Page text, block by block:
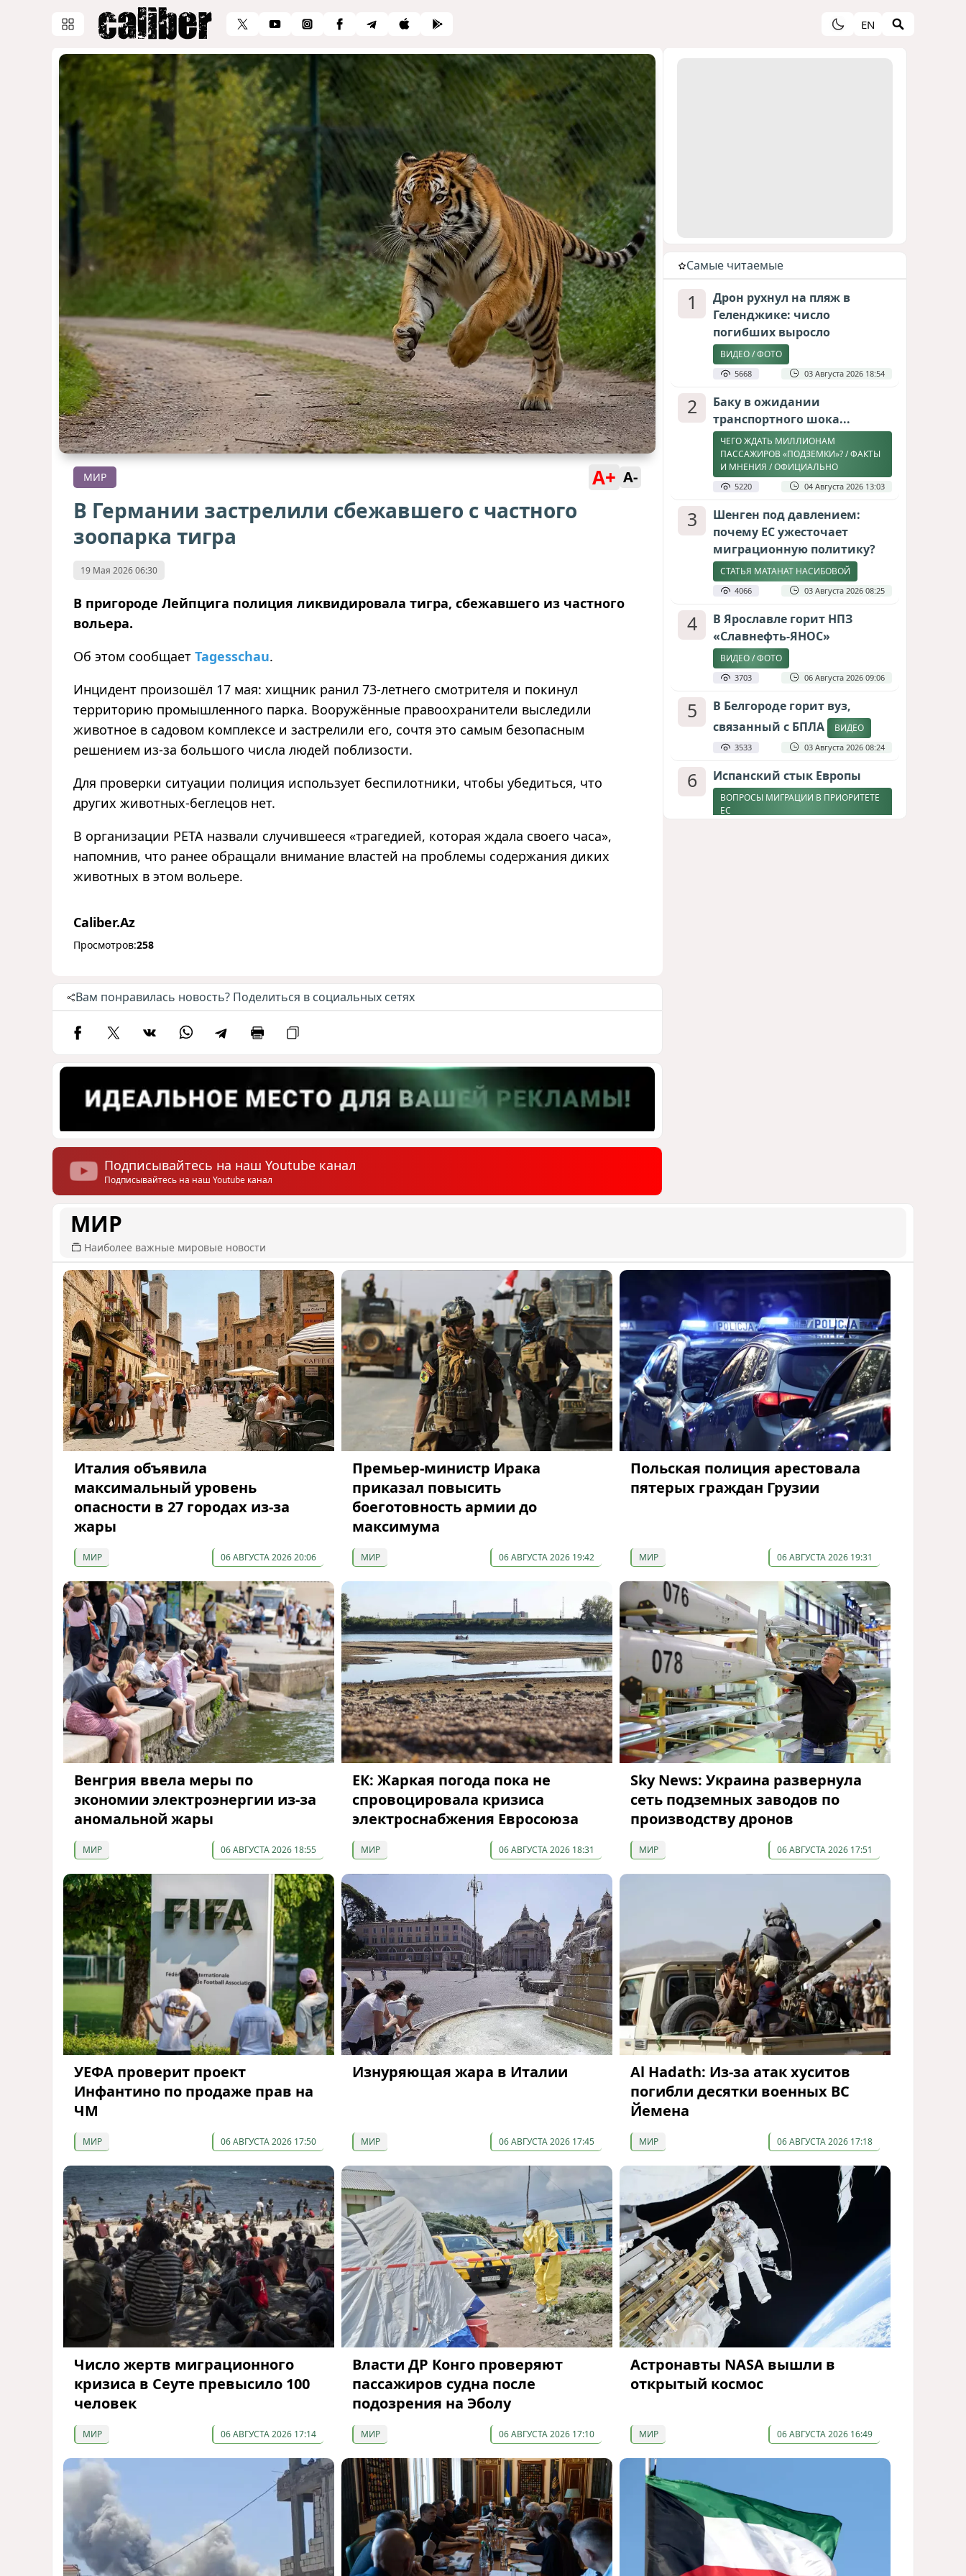
EN
МИР A+ A-
В Германии застрелили сбежавшего с частного
зоопарка тигра
19 Мая 2026 06:30
В пригороде Лейпцига полиция ликвидировала тигра, сбежавшего из частного
вольера.
Об этом сообщает Tagesschau.
Инцидент произошёл 17 мая: хищник ранил 73‑летнего смотрителя и покинул
территорию промышленного парка. Вооружённые правоохранители выследили
животное в садовом комплексе и застрелили его, сочтя это самым безопасным
решением из‑за большого числа людей поблизости.
Для проверки ситуации полиция использует беспилотники, чтобы убедиться, что
других животных‑беглецов нет.
В организации PETA назвали случившееся «трагедией, которая ждала своего часа»,
напомнив, что ранее обращали внимание властей на проблемы содержания диких
животных в этом вольере.
Caliber.Az
Просмотров:258
Вам понравилась новость? Поделиться в социальных сетях
Подписывайтесь на наш Youtube канал
Подписывайтесь на наш Youtube канал
Cамые читаемые
1
Дрон рухнул на пляж в
Геленджике: число
погибших выросло
ВИДЕО / ФОТО
5668 03 Августа 2026 18:54
2
Баку в ожидании
транспортного шока...
ЧЕГО ЖДАТЬ МИЛЛИОНАМ
ПАССАЖИРОВ «ПОДЗЕМКИ»? / ФАКТЫ
И МНЕНИЯ / ОФИЦИАЛЬНО
5220 04 Августа 2026 13:03
3
Шенген под давлением:
почему ЕС ужесточает
миграционную политику?
СТАТЬЯ МАТАНАТ НАСИБОВОЙ
4066 03 Августа 2026 08:25
4
В Ярославле горит НПЗ
«Славнефть-ЯНОС»
ВИДЕО / ФОТО
3703 06 Августа 2026 09:06
5
В Белгороде горит вуз,
связанный с БПЛА
ВИДЕО
3533 03 Августа 2026 08:24
6 Испанский стык Европы
ВОПРОСЫ МИГРАЦИИ В ПРИОРИТЕТЕ
ЕС
МИР
Наиболее важные мировые новости
Италия объявила
максимальный уровень
опасности в 27 городах из-за
жары
МИР 06 АВГУСТА 2026 20:06
Премьер-министр Ирака
приказал повысить
боеготовность армии до
максимума
МИР 06 АВГУСТА 2026 19:42
Польская полиция арестовала
пятерых граждан Грузии
МИР 06 АВГУСТА 2026 19:31
Венгрия ввела меры по
экономии электроэнергии из-за
аномальной жары
МИР 06 АВГУСТА 2026 18:55
ЕК: Жаркая погода пока не
спровоцировала кризиса
электроснабжения Евросоюза
МИР 06 АВГУСТА 2026 18:31
Sky News: Украина развернула
сеть подземных заводов по
производству дронов
МИР 06 АВГУСТА 2026 17:51
УЕФА проверит проект
Инфантино по продаже прав на
ЧМ
МИР 06 АВГУСТА 2026 17:50
Изнуряющая жара в Италии
МИР 06 АВГУСТА 2026 17:45
Al Hadath: Из-за атак хуситов
погибли десятки военных ВС
Йемена
МИР 06 АВГУСТА 2026 17:18
Число жертв миграционного
кризиса в Сеуте превысило 100
человек
МИР 06 АВГУСТА 2026 17:14
Власти ДР Конго проверяют
пассажиров судна после
подозрения на Эболу
МИР 06 АВГУСТА 2026 17:10
Астронавты NASA вышли в
открытый космос
МИР 06 АВГУСТА 2026 16:49